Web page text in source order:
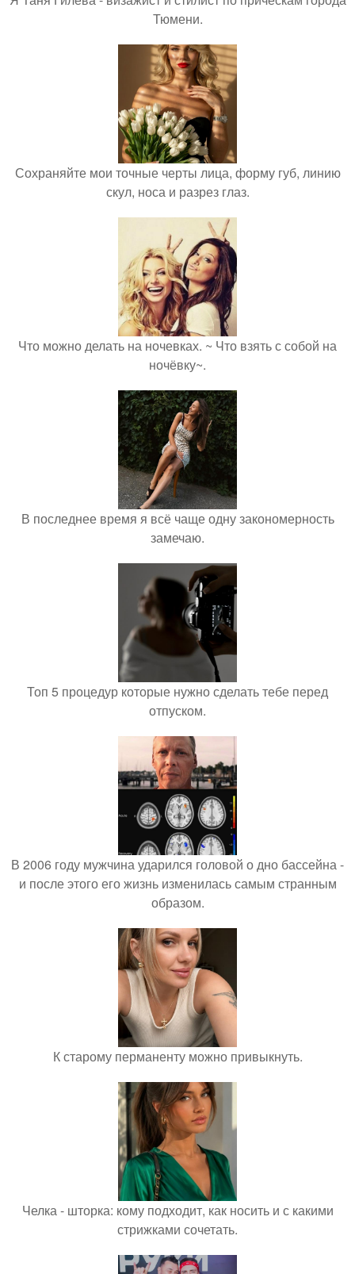
Тюмени.
Сохраняйте мои точные черты лица, форму губ, линию
скул, носа и разрез глаз.
Что можно делать на ночевках. ~ Что взять с собой на
ночёвку~.
В последнее время я всё чаще одну закономерность
замечаю.
Топ 5 процедур которые нужно сделать тебе перед
отпуском.
В 2006 году мужчина ударился головой о дно бассейна -
и после этого его жизнь изменилась самым странным
образом.
К старому перманенту можно привыкнуть.
Челка - шторка: кому подходит, как носить и с какими
стрижками сочетать.